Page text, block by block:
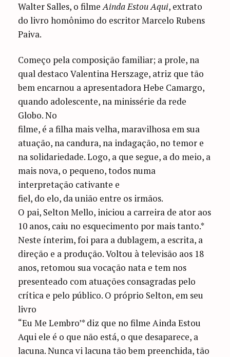
Walter Salles, o filmeAinda Estou Aqui, extrato
do livro homônimo do escritor Marcelo Rubens
Paiva.
Começo pela composição familiar; a prole, na
qual destaco Valentina Herszage, atriz que tão
bem encarnou a apresentadora Hebe Camargo,
quando adolescente, na minissérie da rede
Globo. No
filme, é a filha mais velha, maravilhosa em sua
atuação, na candura, na indagação, no temor e
na solidariedade. Logo, a que segue, a do meio, a
mais nova, o pequeno, todos numa
interpretação cativante e
fiel, do elo, da união entre os irmãos.
O pai, Selton Mello, iniciou a carreira de ator aos
10 anos, caiu no esquecimento por mais tanto.*
Neste ínterim, foi para a dublagem, a escrita, a
direção e a produção. Voltou à televisão aos 18
anos, retomou sua vocação nata e tem nos
presenteado com atuações consagradas pelo
crítica e pelo público. O próprio Selton, em seu
livro
“Eu Me Lembro’* diz que no filme Ainda Estou
Aqui ele é o que não está, o que desaparece, a
lacuna. Nunca vi lacuna tão bem preenchida, tão